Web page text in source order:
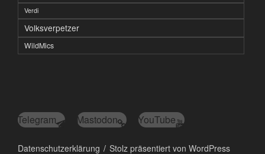
Verdi
Volksverpetzer
WildMics
Telegram Mastodon YouTube
Datenschutzerklärung Stolz präsentiert von WordPress